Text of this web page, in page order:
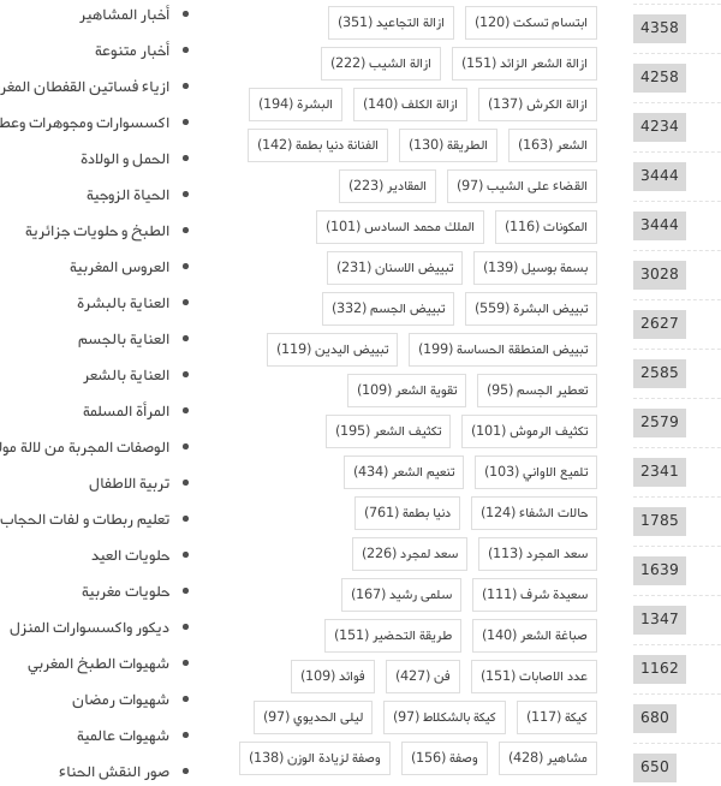
4358
4258
4234
3444
3444
3028
2627
2585
2579
2341
1785
1639
1347
1162
680
650
ابتسام تسكت(120) ازالة التجاعيد(351)
ازالة الشعر الزائد(151) ازالة الشيب(222)
ازالة الكرش(137) ازالة الكلف(140) البشرة(194)
الشعر(163) الطريقة(130) الفنانة دنيا بطمة(142)
القضاء على الشيب(97) المقادير(223)
المكونات(116) الملك محمد السادس(101)
بسمة بوسيل(139) تبييض الاسنان(231)
تبييض البشرة(559) تبييض الجسم(332)
تبييض المنطقة الحساسة(199) تبييض اليدين(119)
تعطير الجسم(95) تقوية الشعر(109)
تكثيف الرموش(101) تكثيف الشعر(195)
تلميع الاواني(103) تنعيم الشعر(434)
حالات الشفاء(124) دنيا بطمة(761)
سعد المجرد(113) سعد لمجرد(226)
سعيدة شرف(111) سلمى رشيد(167)
صباغة الشعر(140) طريقة التحضير(151)
عدد الاصابات(151) فن(427) فوائد(109)
كيكة(117) كيكة بالشكلاط(97) ليلى الحديوي(97)
مشاهير(428) وصفة(156) وصفة لزيادة الوزن(138)
أخبار المشاهير
أخبار متنوعة
ازياء فساتين القفطان
اكسسوارات ومجوهرات
الحمل و الولادة
الحياة الزوجية
الطبخ و حلويات جزائرية
العروس المغربية
العناية بالبشرة
العناية بالجسم
العناية بالشعر
المرأة المسلمة
الوصفات المجربة من لالة
تربية الاطفال
تعليم ربطات و لفات الحجاب
حلويات العيد
حلويات مغربية
ديكور واكسسوارات المنزل
شهيوات الطبخ المغربي
شهيوات رمضان
شهيوات عالمية
صور النقش الحناء